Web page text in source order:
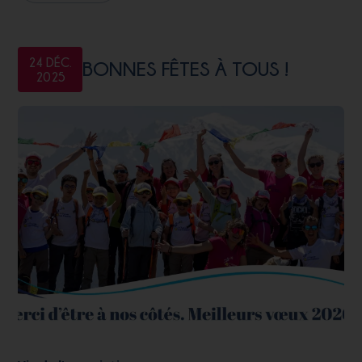
24 DÉC.
2025
BONNES FÊTES À TOUS !